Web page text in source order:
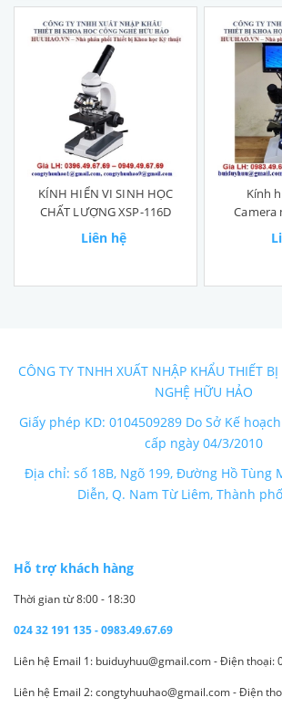
KÍNH HIỂN VI SINH HỌC
CHẤT LƯỢNG XSP-116D
Liên hệ
Kính
Camera
CÔNG TY TNHH XUẤT NHẬP KHẨU THIẾT
NGHỆ HỮU HẢO
Giấy phép KD: 0104509289 Do Sở Kế
cấp ngày 04/3/2010
Địa chỉ: số 18B, Ngõ 199, Đường Hồ Tùng
Diễn, Q. Nam Từ Liêm, Thành
Hỗ trợ khách hàng
Thời gian từ 8:00 - 18:30
024 32 191 135 - 0983.49.67.69
Liên hệ Email 1: buiduyhuu@gmail.com - Điện thoại:
Liên hệ Email 2: congtyhuuhao@gmail.com - Điện